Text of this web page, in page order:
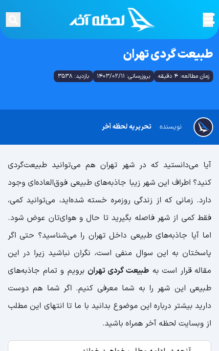
طبیعت گردی تهران
زمان مطالعه: 4 دقیقه بروزرسانی: 1403/02/11 بازدید: 3538
تحریریه لحظه آخر نویسنده
آیا می‌دانستید که در شهر تهران هم می‌توانید طبیعت‌گردی
کنید؟ اطراف این شهر زیبا جاذبه‌های طبیعی فوق‌العاده‌ای وجود
دارد. زمانی که از زندگی روزمره خسته شده‌اید، می‌توانید کمی،
فقط کمی از شهر فاصله بگیرید تا حال و هوای‌تان عوض شود.
اما آیا جاذبه‌های طبیعی داخل تهران را می‌شناسید؟ حتی اگر
پاسختان به این سوال منفی است، نگران نباشید زیرا در این
مقاله قرار است به طبیعت گردی تهران برویم و تمام جاذبه‌های
طبیعی این شهر را به شما معرفی کنیم. اگر شما هم دوست
دارید بیشتر درباره این موضوع بدانید با ما تا انتهای این مطلب
از وبسایت لحظه آخر همراه باشید.